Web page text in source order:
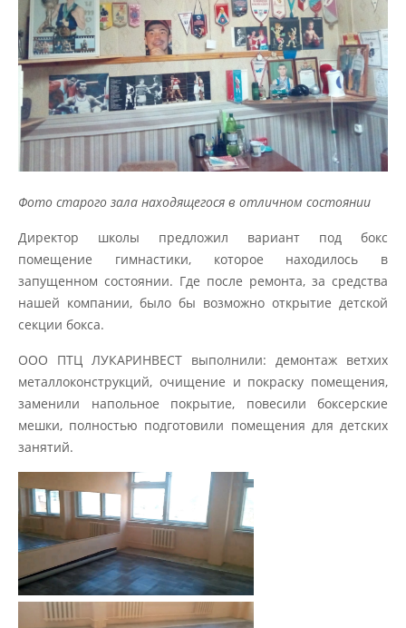
Фото старого зала находящегося в отличном состоянии
Директор школы предложил вариант под бокс
помещение гимнастики, которое находилось в
запущенном состоянии. Где после ремонта, за средства
нашей компании, было бы возможно открытие детской
секции бокса.
ООО ПТЦ ЛУКАРИНВЕСТ выполнили: демонтаж ветхих
металлоконструкций, очищение и покраску помещения,
заменили напольное покрытие, повесили боксерские
мешки, полностью подготовили помещения для детских
занятий.